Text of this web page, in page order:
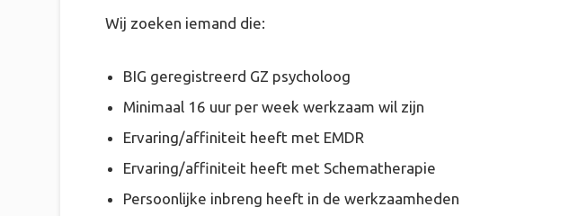
Wij zoeken iemand die:
BIG geregistreerd GZ psycholoog
Minimaal 16 uur per week werkzaam wil zijn
Ervaring/affiniteit heeft met EMDR
Ervaring/affiniteit heeft met Schematherapie
Persoonlijke inbreng heeft in de werkzaamheden